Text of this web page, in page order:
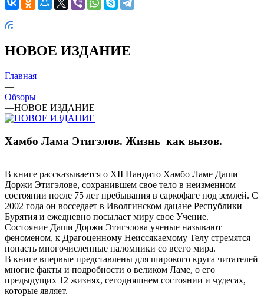
НОВОЕ ИЗДАНИЕ
Главная
—
Обзоры
—НОВОЕ ИЗДАНИЕ
Хамбо Лама Этигэлов. Жизнь как вызов.
В книге рассказывается о XII Пандито Хамбо Ламе Даши
Доржи Этигэлове, сохранившем свое тело в неизменном
состоянии после 75 лет пребывания в саркофаге под землей. С
2002 года он восседает в Иволгинском дацане Республики
Бурятия и ежедневно посылает миру свое Учение.
Состояние Даши Доржи Этигэлова ученые называют
феноменом, к Драгоценному Неиссякаемому Телу стремятся
попасть многочисленные паломники со всего мира.
В книге впервые представлены для широкого круга читателей
многие факты и подробности о великом Ламе, о его
предыдущих 12 жизнях, сегодняшнем состоянии и чудесах,
которые являет.